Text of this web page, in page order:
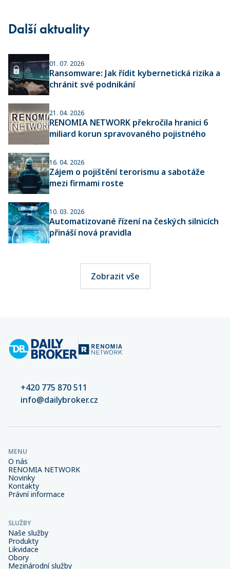
Další aktuality
01. 07. 2026
Ransomware: Jak řídit kybernetická rizika a
chránit své podnikání
21. 04. 2026
RENOMIA NETWORK překročila hranici 6
miliard korun spravovaného pojistného
16. 04. 2026
Zájem o pojištění terorismu a sabotáže
mezi firmami roste
10. 03. 2026
Automatizované řízení na českých silnicích
přináší nová pravidla
Zobrazit vše
+420 775 870 511
info@dailybroker.cz
MENU
O nás
RENOMIA NETWORK
Novinky
Kontakty
Právní informace
SLUŽBY
Naše služby
Produkty
Likvidace
Obory
Mezinárodní služby